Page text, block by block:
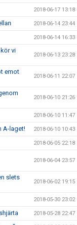
2018-06-17 13:18
2018-06-14 23:44
2018-06-14 16:33
vi
2018-06-13 23:28
emot
2018-06-11 22:07
2018-06-10 21:26
2018-06-10 11:47
A-laget! 2018-06-10 10:43
2018-06-05 22:18
2018-06-04 23:57
slets
2018-06-02 19:15
2018-05-30 23:02
2018-05-28 22:47